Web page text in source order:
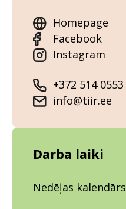
Homepage
Facebook
Instagram
+372 514 0553
info@tiir.ee
Darba laiki
Nedēļas kalendārs